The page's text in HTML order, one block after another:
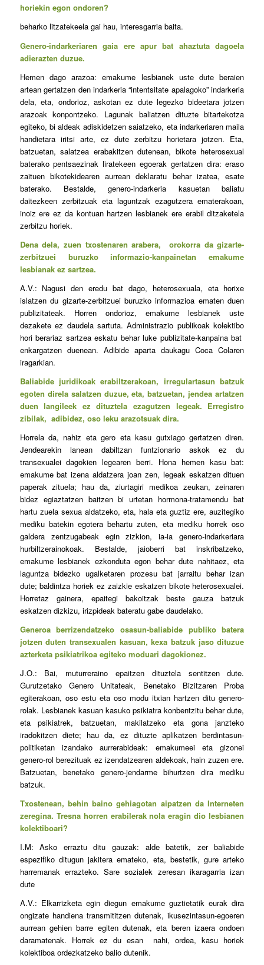
horiekin egon ondoren?
beharko litzatekeela gai hau, interesgarria baita.
Genero-indarkeriaren gaia ere apur bat ahaztuta dagoela
adierazten duzue.
Hemen dago arazoa: emakume lesbianek uste dute beraien
artean gertatzen den indarkeria “intentsitate apalagoko” indarkeria
dela, eta, ondorioz, askotan ez dute legezko bideetara jotzen
arazoak konpontzeko. Lagunak baliatzen dituzte bitartekotza
egiteko, bi aldeak adiskidetzen saiatzeko, eta indarkeriaren maila
handietara iritsi arte, ez dute zerbitzu horietara jotzen. Eta,
batzuetan, salatzea erabakitzen dutenean, bikote heterosexual
baterako pentsaezinak liratekeen egoerak gertatzen dira: eraso
zaituen bikotekidearen aurrean deklaratu behar izatea, esate
baterako. Bestalde, genero-indarkeria kasuetan baliatu
daitezkeen zerbitzuak eta laguntzak ezagutzera ematerakoan,
inoiz ere ez da kontuan hartzen lesbianek ere erabil ditzaketela
zerbitzu horiek.
Dena dela, zuen txostenaren arabera, orokorra da gizarte-
zerbitzuei buruzko informazio-kanpainetan emakume
lesbianak ez sartzea.
A.V.: Nagusi den eredu bat dago, heterosexuala, eta horixe
islatzen du gizarte-zerbitzuei buruzko informazioa ematen duen
publizitateak. Horren ondorioz, emakume lesbianek uste
dezakete ez daudela sartuta. Administrazio publikoak kolektibo
hori berariaz sartzea eskatu behar luke publizitate-kanpaina bat
enkargatzen duenean. Adibide aparta daukagu Coca Colaren
iragarkian.
Baliabide juridikoak erabiltzerakoan, irregulartasun batzuk
egoten direla salatzen duzue, eta, batzuetan, jendea artatzen
duen langileek ez dituztela ezagutzen legeak. Erregistro
zibilak, adibidez, oso leku arazotsuak dira.
Horrela da, nahiz eta gero eta kasu gutxiago gertatzen diren.
Jendearekin lanean dabiltzan funtzionario askok ez du
transexualei dagokien legearen berri. Hona hemen kasu bat:
emakume bat izena aldatzera joan zen, legeak eskatzen dituen
paperak zituela; hau da, ziurtagiri medikoa zeukan, zeinaren
bidez egiaztatzen baitzen bi urtetan hormona-tratamendu bat
hartu zuela sexua aldatzeko, eta, hala eta guztiz ere, auzitegiko
mediku batekin egotera behartu zuten, eta mediku horrek oso
galdera zentzugabeak egin zizkion, ia-ia genero-indarkeriara
hurbiltzerainokoak. Bestalde, jaioberri bat inskribatzeko,
emakume lesbianek ezkonduta egon behar dute nahitaez, eta
laguntza bidezko ugalketaren prozesu bat jarraitu behar izan
dute; baldintza horiek ez zaizkie eskatzen bikote heterosexualei.
Horretaz gainera, epaitegi bakoitzak beste gauza batzuk
eskatzen dizkizu, irizpideak bateratu gabe daudelako.
Generoa berrizendatzeko osasun-baliabide publiko batera
jotzen duten transexualen kasuan, kexa batzuk jaso dituzue
azterketa psikiatrikoa egiteko moduari dagokionez.
J.O.: Bai, muturreraino epaitzen dituztela sentitzen dute.
Gurutzetako Genero Unitateak, Benetako Bizitzaren Proba
egiterakoan, oso estu eta oso modu itxian hartzen ditu genero-
rolak. Lesbianek kasuan kasuko psikiatra konbentzitu behar dute,
eta psikiatrek, batzuetan, makilatzeko eta gona janzteko
iradokitzen diete; hau da, ez dituzte aplikatzen berdintasun-
politiketan izandako aurrerabideak: emakumeei eta gizonei
genero-rol berezituak ez izendatzearen aldekoak, hain zuzen ere.
Batzuetan, benetako genero-jendarme bihurtzen dira mediku
batzuk.
Txostenean, behin baino gehiagotan aipatzen da Interneten
zeregina. Tresna horren erabilerak nola eragin dio lesbianen
kolektiboari?
I.M: Asko erraztu ditu gauzak: alde batetik, zer baliabide
espezifiko ditugun jakitera emateko, eta, bestetik, gure arteko
harremanak errazteko. Sare sozialek zeresan ikaragarria izan
dute
A.V.: Elkarrizketa egin diegun emakume guztietatik eurak dira
ongizate handiena transmititzen dutenak, ikusezintasun-egoeren
aurrean gehien barre egiten dutenak, eta beren izaera ondoen
daramatenak. Horrek ez du esan nahi, ordea, kasu horiek
kolektiboa ordezkatzeko balio dutenik.